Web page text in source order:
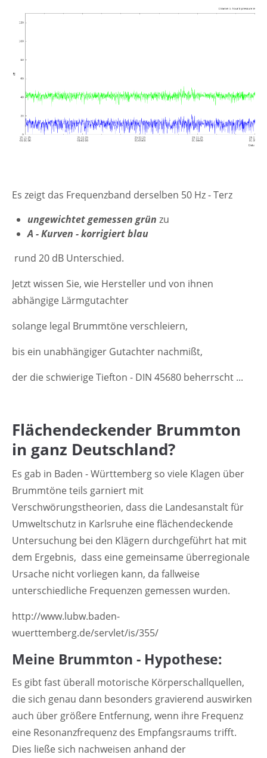
Es zeigt das Frequenzband derselben 50 Hz - Terz
ungewichtet gemessen grün zu
A - Kurven - korrigiert blau
rund 20 dB Unterschied.
Jetzt wissen Sie, wie Hersteller und von ihnen
abhängige Lärmgutachter
solange legal Brummtöne verschleiern,
bis ein unabhängiger Gutachter nachmißt,
der die schwierige Tiefton - DIN 45680 beherrscht ...
Flächendeckender Brummton
in ganz Deutschland?
Es gab in Baden - Württemberg so viele Klagen über
Brummtöne teils garniert mit
Verschwörungstheorien, dass die Landesanstalt für
Umweltschutz in Karlsruhe eine flächendeckende
Untersuchung bei den Klägern durchgeführt hat mit
dem Ergebnis, dass eine gemeinsame überregionale
Ursache nicht vorliegen kann, da fallweise
unterschiedliche Frequenzen gemessen wurden.
http://www.lubw.baden-
wuerttemberg.de/servlet/is/355/
Meine Brummton - Hypothese:
Es gibt fast überall motorische Körperschallquellen,
die sich genau dann besonders gravierend auswirken
auch über größere Entfernung, wenn ihre Frequenz
eine Resonanzfrequenz des Empfangsraums trifft.
Dies ließe sich nachweisen anhand der